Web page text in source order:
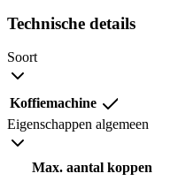
Technische details
Soort
Koffiemachine
Eigenschappen algemeen
Max. aantal koppen